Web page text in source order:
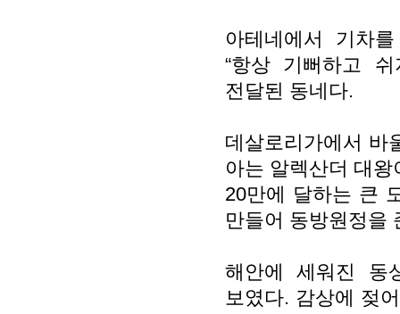
아테네에서 기차
“항상 기뻐하고
전달된 동네다.
데살로리가에서 바
아는 알렉산더 대
20만에 달하는 큰
만들어 동방원정을
해안에 세워진 동
보였다. 감상에 젖